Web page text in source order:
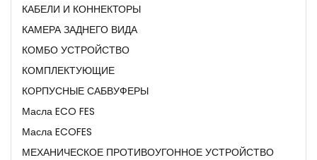
КАБЕЛИ И КОННЕКТОРЫ
КАМЕРА ЗАДНЕГО ВИДА
КОМБО УСТРОЙСТВО
КОМПЛЕКТУЮЩИЕ
КОРПУСНЫЕ САБВУФЕРЫ
Масла ECO FES
Масла ECOFES
МЕХАНИЧЕСКОЕ ПРОТИВОУГОННОЕ УСТРОЙСТВО